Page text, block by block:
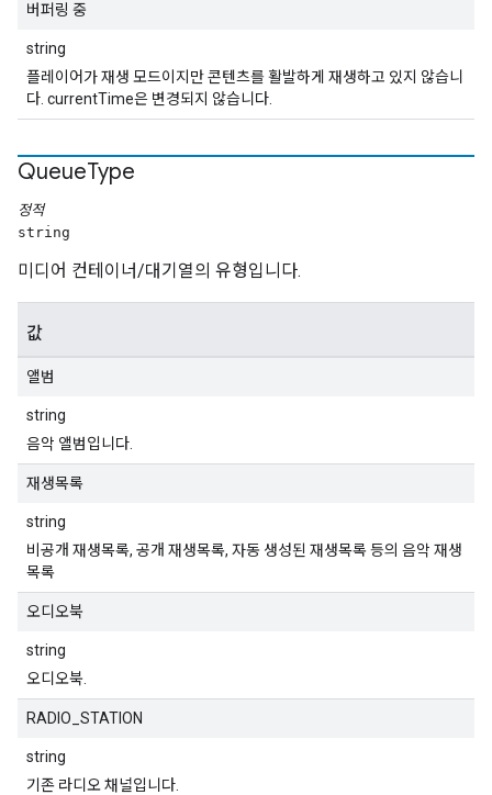
버퍼링 중
string
플레이어가 재생 모드이지만 콘텐츠를 활발하게 재생하고 있지 않습니
다. currentTime은 변경되지 않습니다.
QueueType
정적
string
미디어 컨테이너/대기열의 유형입니다.
값
앨범
string
음악 앨범입니다.
재생목록
string
비공개 재생목록, 공개 재생목록, 자동 생성된 재생목록 등의 음악 재생
목록
오디오북
string
오디오북.
RADIO_STATION
string
기존 라디오 채널입니다.